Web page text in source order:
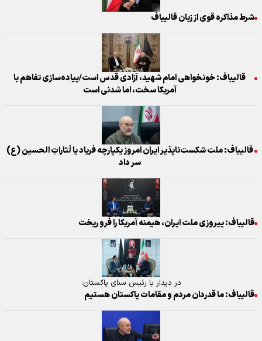
شرط مذاکره قوی از زبان قالیباف
قالیباف: خونخواهی امام شهید، آزادی قدس است/پیاده‌سازی تفاهم با
آمریکا سخت، اما شدنی است
قالیباف: ملت شکست‌ناپذیر ایران امروز یکپارچه فریاد یا لَثاراتِ الحسین (ع)
سر داد
قالیباف: پیروزی ملت ایران، هیمنه آمریکا را فرو ریخت
در دیدار با رئیس سنای پاکستان؛
قالیباف: ما قدردان مردم و مقامات پاکستان هستیم